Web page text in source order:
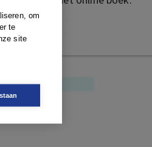
om
te
site